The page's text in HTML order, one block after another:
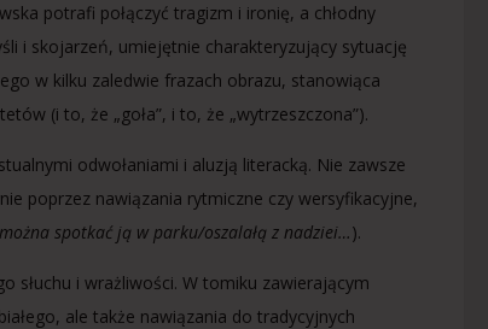
potrafi połączyć tragizm i ironię, a chłodny
i skojarzeń, umiejętnie charakteryzujący sytuację
w kilku zaledwie frazach obrazu, stanowiąca
(i to, że „goła”, i to, że „wytrzeszczona”).
odwołaniami i aluzją literacką. Nie zawsze
poprzez nawiązania rytmiczne czy wersyfikacyjne,
spotkać ją w parku/oszalałą z nadziei…).
słuchu i wrażliwości. W tomiku zawierającym
ale także nawiązania do tradycyjnych